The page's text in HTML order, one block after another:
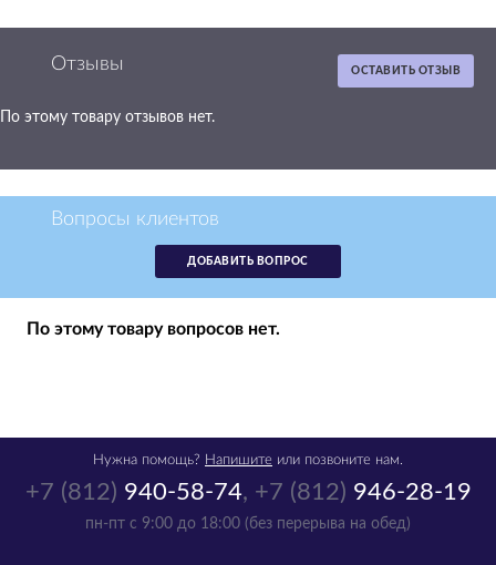
3 310 р.
нет в наличии
EXV26 Black черный
ОСТАВИТЬ ОТЗЫВ
Отзывы
По этому товару отзывов нет.
ДОБАВИТЬ ВОПРОС
Вопросы клиентов
По этому товару вопросов нет.
+7 (812) 940-58-74, +7 (812) 946-28-19
пн-пт с 9:00 до 18:00 (без перерыва на обед)
Нужна помощь? Напишите или позвоните нам.